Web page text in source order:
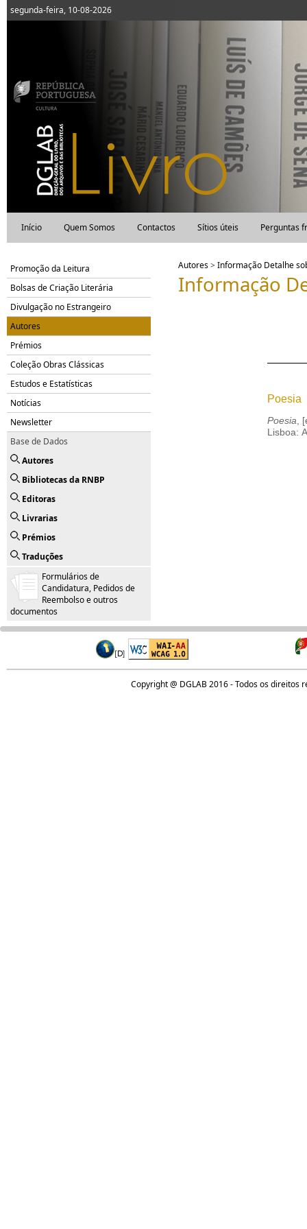
segunda-feira, 10-08-2026
Início Quem Somos Contactos Sítios úteis Perguntas
Promoção da Leitura
Bolsas de Criação Literária
Divulgação no Estrangeiro
Autores
Prémios
Coleção Obras Clássicas
Estudos e Estatísticas
Notícias
Newsletter
Base de Dados
Autores
Bibliotecas da RNBP
Editoras
Livrarias
Prémios
Traduções
Formulários de
Candidatura, Pedidos de
Reembolso e outros
documentos
Autores>Informação Detalhe
Informação
Poesia
Poesia,
Lisboa:
Copyright @ DGLAB 2016 - Todos os